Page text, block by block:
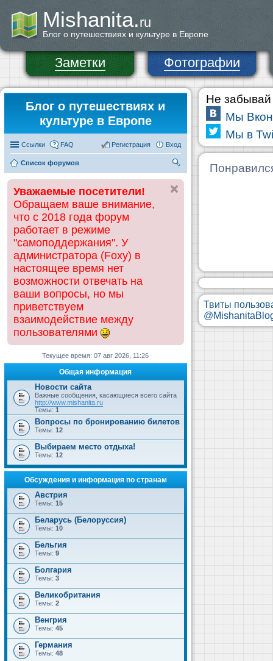
Mishanita.ru
Блог о путешествиях и культуре в Европе
Заметки Фотографии
Блог о путешествиях и
культуре в Европе
Ссылки FAQ Вход
Регистрация
Список форумов
ск
Уважаемые посетители!
Обращаем ваше внимание,
что с 2018 года форум
работает в режиме
"самоподдержания". У
администратора (Foxy) в
настоящее время нет
возможности отвечать на
ваши вопросы, но мы
приветствуем
взаимодействие между
пользователями
Текущее время: 07 авг 2026, 11:26
Общая информация
Новости сайта
Важные сообщения, касающиеся всего сайта
http://www.mishanita.ru
Темы: 1
Вопросы по бронированию билетов
Темы: 12
Выбираем место отдыха!
Темы: 12
Обсуждения и информация по странам
Австрия
Темы: 15
Беларусь (Белоруссия)
Темы: 10
Бельгия
Темы: 9
Болгария
Темы: 3
Великобритания
Темы: 2
Венгрия
Темы: 45
Германия
Темы: 48
Не забывай
Мы
Мы в
Твиты